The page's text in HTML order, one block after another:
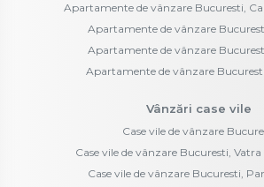
Apartamente de vânzare Bucuresti,
Apartamente de vânzare
Apartamente de vânzare
Apartamente de vânzare
Vânzări case vile
Case vile de vânzare
Case vile de vânzare Bucuresti,
Case vile de vânzare Bucuresti,